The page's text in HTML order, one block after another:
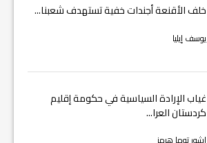
خلف الأقنعة أجندات خفية تستهدف شعبنا...
يوسف إيليا
غياب الإرادة السياسية في حكومة إقليم
كردستان العرا...